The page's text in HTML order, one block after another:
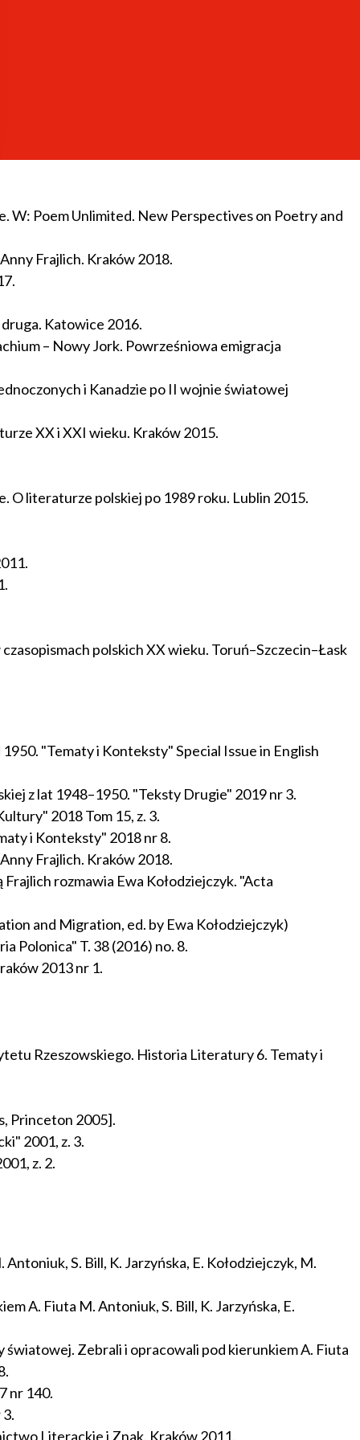
na jubileusz siedemdziesięciolecia. Pod red. M.
in Liminal Spaces. Bloomsbury Academic
W: Poem Unlimited. New Perspectives on Poetry and
Frajlich. Kraków 2018.
Katowice 2016.
– Nowy Jork. Powrześniowa emigracja
i Kanadzie po II wojnie światowej
XX i XXI wieku. Kraków 2015.
O literaturze polskiej po 1989 roku. Lublin 2015.
polskich XX wieku. Toruń–Szczecin–Łask
"Tematy i Konteksty" Special Issue in English
z lat 1948–1950. "Teksty Drugie" 2019 nr 3.
2018 Tom 15, z. 3.
i Konteksty" 2018 nr 8.
Frajlich. Kraków 2018.
rozmawia Ewa Kołodziejczyk. "Acta
and Migration, ed. by Ewa Kołodziejczyk)
Polonica" T. 38 (2016) no. 8.
2013 nr 1.
Rzeszowskiego. Historia Literatury 6. Tematy i
Princeton 2005].
2001, z. 3.
z. 2.
S. Bill, K. Jarzyńska, E. Kołodziejczyk, M.
A. Fiuta M. Antoniuk, S. Bill, K. Jarzyńska, E.
Zebrali i opracowali pod kierunkiem A. Fiuta
nr 140.
Literackie i Znak. Kraków 2011.